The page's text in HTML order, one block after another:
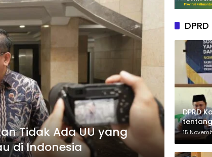
Tidak Ada UU yang
di Indonesia
DPRD
15